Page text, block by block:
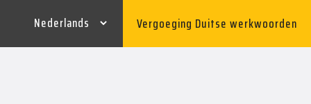
Vergoeging Duitse werkwoorden